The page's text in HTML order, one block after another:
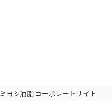
ミヨシ油脂 コーポレートサイト